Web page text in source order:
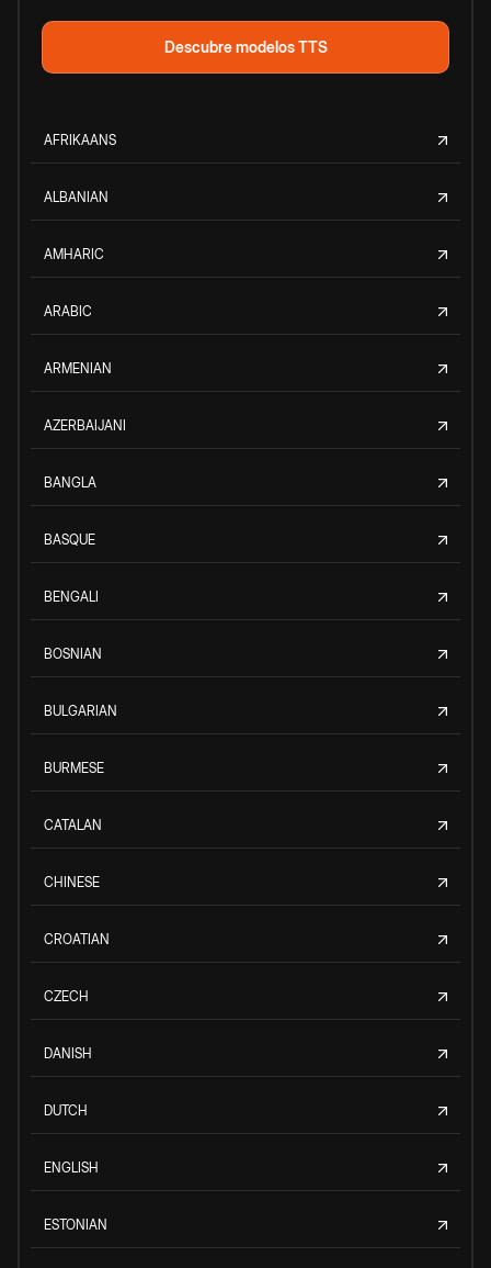
Descubre modelos TTS
AFRIKAANS
ALBANIAN
AMHARIC
ARABIC
ARMENIAN
AZERBAIJANI
BANGLA
BASQUE
BENGALI
BOSNIAN
BULGARIAN
BURMESE
CATALAN
CHINESE
CROATIAN
CZECH
DANISH
DUTCH
ENGLISH
ESTONIAN